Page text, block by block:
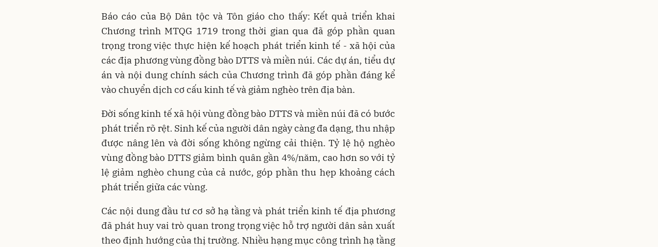
Báo cáo của Bộ Dân tộc và Tôn giáo cho thấy: Kết quả triển khai
Chương trình MTQG 1719 trong thời gian qua đã góp phần quan
trọng trong việc thực hiện kế hoạch phát triển kinh tế - xã hội của
các địa phương vùng đồng bào DTTS và miền núi. Các dự án, tiểu dự
án và nội dung chính sách của Chương trình đã góp phần đáng kể
vào chuyển dịch cơ cấu kinh tế và giảm nghèo trên địa bàn.
Đời sống kinh tế xã hội vùng đồng bào DTTS và miền núi đã có bước
phát triển rõ rệt. Sinh kế của người dân ngày càng đa dạng, thu nhập
được nâng lên và đời sống không ngừng cải thiện. Tỷ lệ hộ nghèo
vùng đồng bào DTTS giảm bình quân gần 4%/năm, cao hơn so với tỷ
lệ giảm nghèo chung của cả nước, góp phần thu hẹp khoảng cách
phát triển giữa các vùng.
Các nội dung đầu tư cơ sở hạ tầng và phát triển kinh tế địa phương
đã phát huy vai trò quan trong trọng việc hỗ trợ người dân sản xuất
theo định hướng của thị trường. Nhiều hạng mục công trình hạ tầng